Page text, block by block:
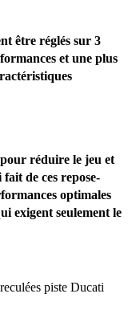
être réglés sur 3
et une plus
réduire le jeu et
de ces repose-
optimales
exigent seulement le
piste Ducati